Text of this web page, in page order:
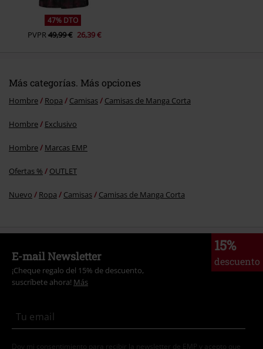
47% DTO
PVPR49,99 € 26,39 €
Más categorías. Más opciones
Hombre Ropa Camisas Camisas de Manga Corta
Hombre Exclusivo
Hombre Marcas EMP
Ofertas % OUTLET
Nuevo Ropa Camisas Camisas de Manga Corta
15%
descuento
E-mail Newsletter
¡Cheque regalo del 15% de descuento,
suscríbete ahora! Más
Doy mi consentimiento para recibir la newsletter de EMP y acepto que